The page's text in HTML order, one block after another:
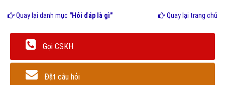
Quay lại danh mục "Hỏi đáp là gì" Quay lại trang chủ
Gọi CSKH
Đặt câu hỏi